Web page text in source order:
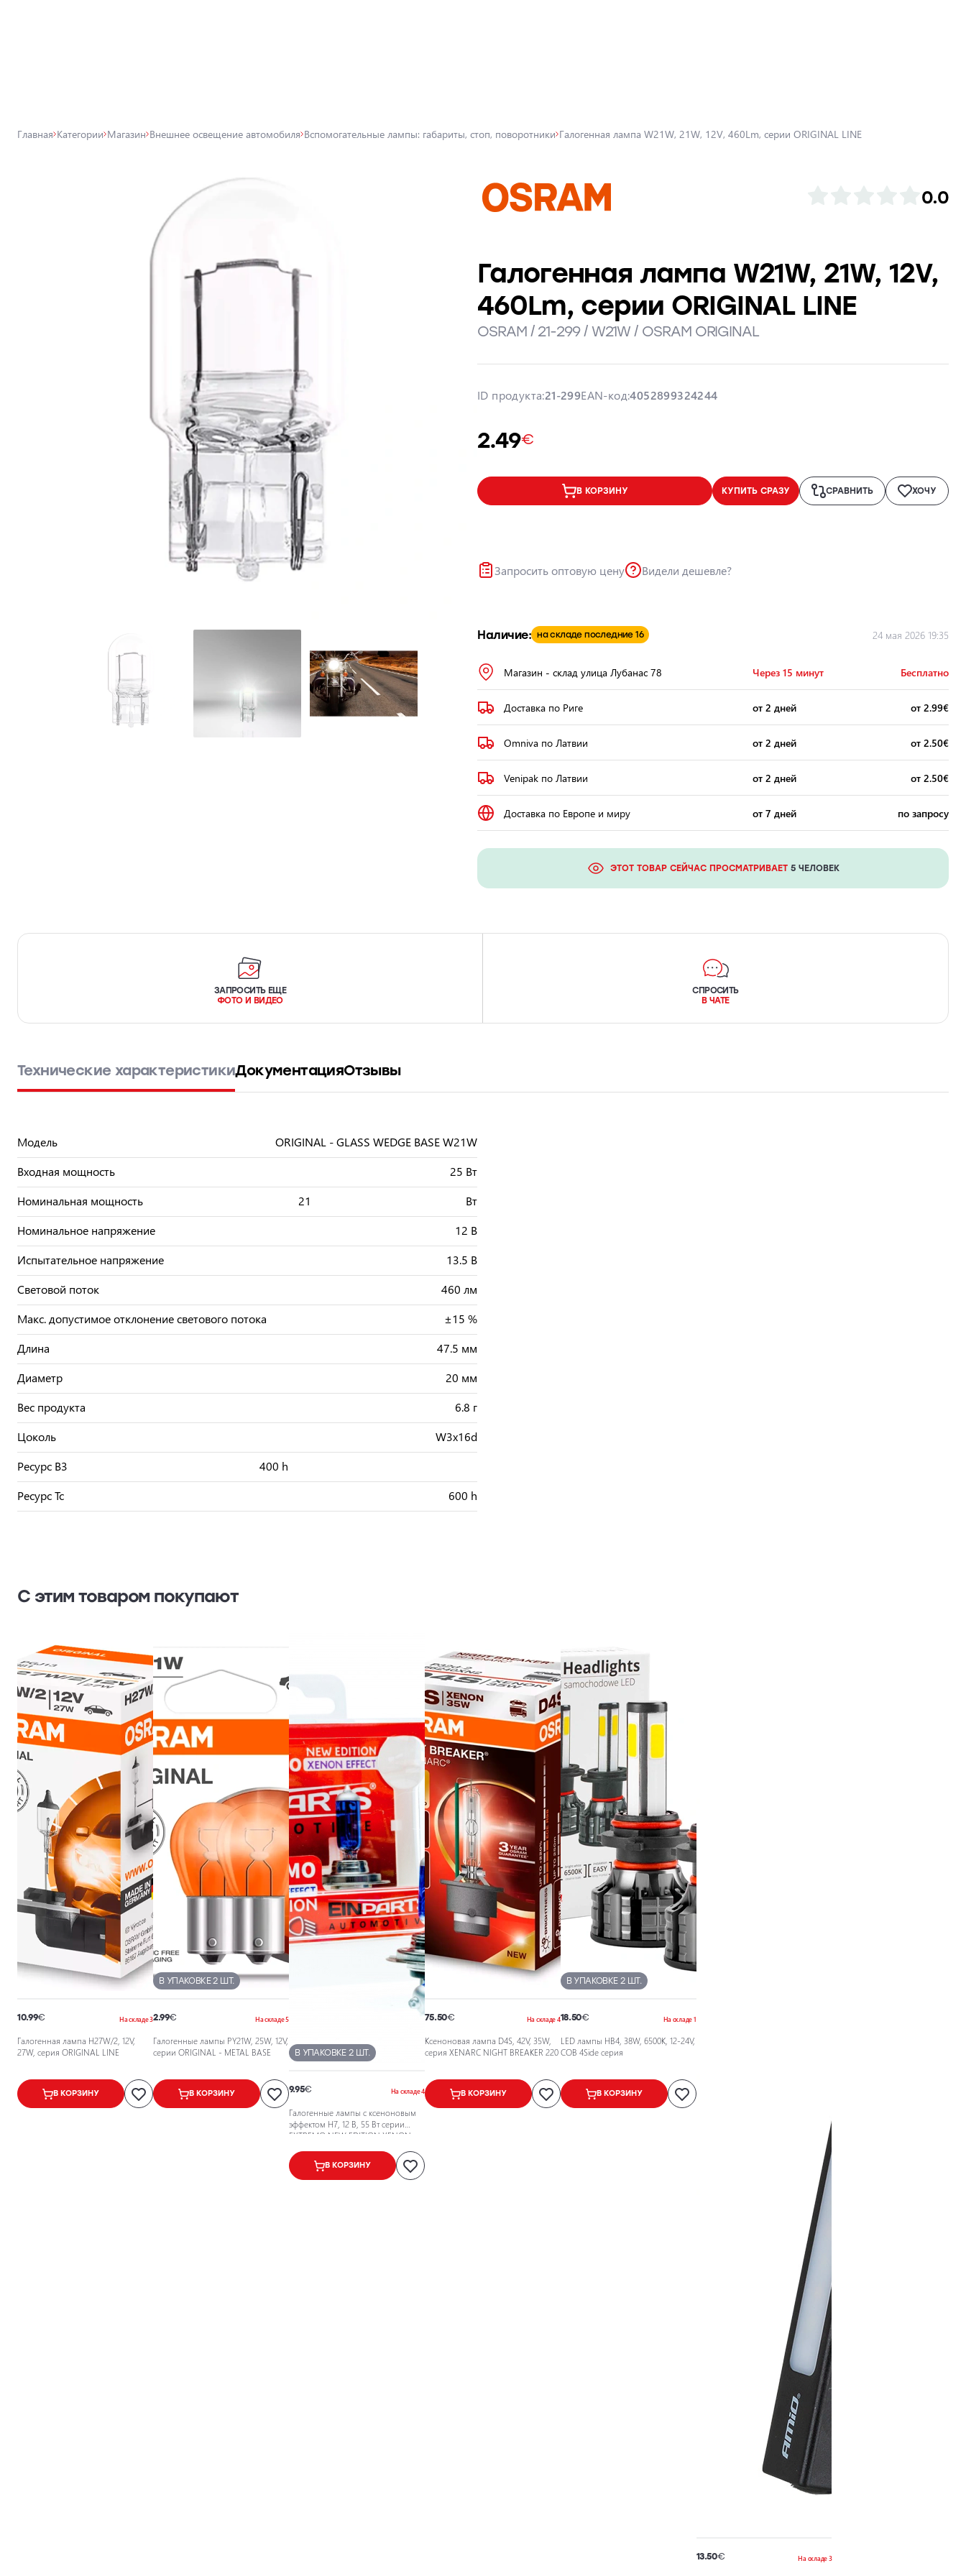
Главная Категории Магазин Внешнее освещение автомобиля Вспомогательные лампы: габариты, стоп, поворотники Галогенная лампа W21W, 21W, 12V, 460Lm, серии ORIGINAL LINE
0.0
Галогенная лампа W21W, 21W, 12V,
460Lm, серии ORIGINAL LINE
OSRAM / 21-299 / W21W / OSRAM ORIGINAL
ID продукта:21-299EAN-код:4052899324244
2.49€
В КОРЗИНУ КУПИТЬ СРАЗУ СРАВНИТЬ ХОЧУ
Запросить оптовую цену Видели дешевле?
Наличие: на складе последние 16 24 мая 2026 19:35
Магазин - склад улица Лубанас 78 Через 15 минут Бесплатно
Доставка по Риге от 2 дней от 2.99€
Omniva по Латвии от 2 дней от 2.50€
Venipak по Латвии от 2 дней от 2.50€
Доставка по Европе и миру от 7 дней по запросу
ЭТОТ ТОВАР СЕЙЧАС ПРОСМАТРИВАЕТ 5 ЧЕЛОВЕК
ЗАПРОСИТЬ ЕЩЕ
ФОТО И ВИДЕО
СПРОСИТЬ
В ЧАТЕ
Технические характеристикиДокументацияОтзывы
Модель
ORIGINAL - GLASS WEDGE BASE W21W
Входная мощность
25 Вт
Номинальная мощность
21
Вт
Номинальное напряжение
12 В
Испытательное напряжение
13.5 В
Световой поток
460 лм
Макс. допустимое отклонение светового потока
±15 %
Длина
47.5 мм
Диаметр
20 мм
Вес продукта
6.8 г
Цоколь
W3x16d
Ресурс B3
400 h
Ресурс Tc
600 h
С этим товаром покупают
10.99€ На складе 3
Галогенная лампа H27W/2, 12V,
27W, серия ORIGINAL LINE
В КОРЗИНУ
В УПАКОВКЕ 2 ШТ.
2.99€ На складе 5
Галогенные лампы PY21W, 25W, 12V,
серии ORIGINAL - METAL BASE
В КОРЗИНУ
В УПАКОВКЕ 2 ШТ.
9.95€ На складе 4
Галогенные лампы с ксеноновым
эффектом H7, 12 В, 55 Вт серии
EXTREMO NEW EDITION XENON
В КОРЗИНУ
75.50€ На складе 4
Ксеноновая лампа D4S, 42V, 35W,
серия XENARC NIGHT BREAKER 220
В КОРЗИНУ
В УПАКОВКЕ 2 ШТ.
18.50€ На складе 1
LED лампы HB4, 38W, 6500K, 12-24V,
COB 4Side серия
В КОРЗИНУ
13.50€ На складе 3
Внешнее освещение автомобиля